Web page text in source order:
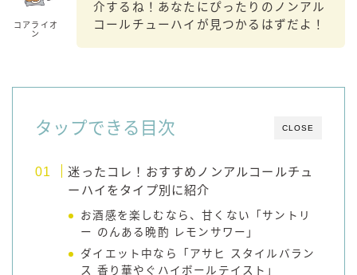
濃いめのレモンサワー
キレートレモンサワー
WATER SOUR(ウォーターサワ)
焼酎ハイボール
タカラCANチューハイ
コアライオ
ン
介するね！あなたにぴったりのノンアル
コールチューハイが見つかるはずだよ！
CLOSE
タップできる目次
迷ったコレ！おすすめノンアルコールチュ
ーハイをタイプ別に紹介
お酒感を楽しむなら、甘くない「サントリ
ー のんある晩酌 レモンサワー」
ダイエット中なら「アサヒ スタイルバラン
ス 香り華やぐハイボールテイスト」